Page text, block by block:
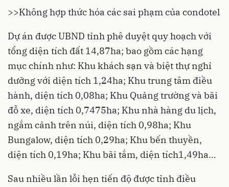
>>Không hợp thức hóa các sai phạm của condotel
Dự án được UBND tỉnh phê duyệt quy hoạch với
tổng diện tích đất 14,87ha; bao gồm các hạng
mục chính như: Khu khách sạn và biệt thự nghỉ
dưỡng với diện tích 1,24ha; Khu trung tâm điều
hành, diện tích 0,08ha; Khu Quảng trường và bãi
đỗ xe, diện tích 0,7475ha; Khu nhà hàng du lịch,
ngắm cảnh trên núi, diện tích 0,98ha; Khu
Bungalow, diện tích 0,29ha; Khu bến thuyền,
diện tích 0,19ha; Khu bãi tắm, diện tích1,49ha…
Sau nhiều lần lỗi hẹn tiến độ được tỉnh điều